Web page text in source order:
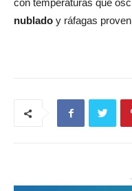
con temperaturas que
nublado y ráfagas